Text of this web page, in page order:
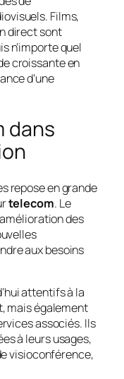
Films,
direct sont
n’importe quel
croissante en
d’une
dans
repose en grande
telecom. Le
des
aux besoins
attentifs à la
mais également
associés. Ils
à leurs usages,
visioconférence,